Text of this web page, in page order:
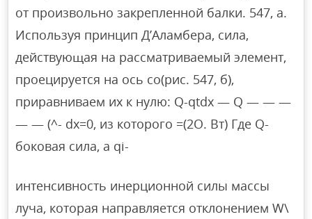
от произвольно закрепленной балки. 547, а.
Используя принцип Д’Аламбера, сила,
действующая на рассматриваемый элемент,
проецируется на ось со(рис. 547, б),
приравниваем их к нулю: Q-qtdx — Q — — —
— — (^- dx=0, из которого =(2О. Вт) Где Q-
боковая сила, а qi-
интенсивность инерционной силы массы
луча, которая направляется отклонением W\